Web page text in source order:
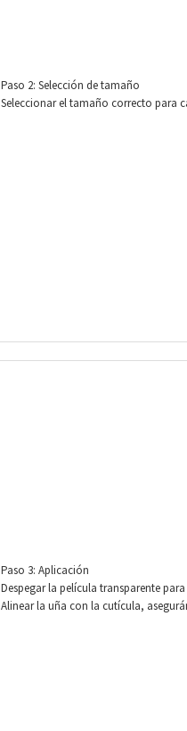
Paso 2: Selección de tamaño
Seleccionar el tamaño correcto para
Paso 3: Aplicación
Despegar la película transparente
Alinear la uña con la cutícula,